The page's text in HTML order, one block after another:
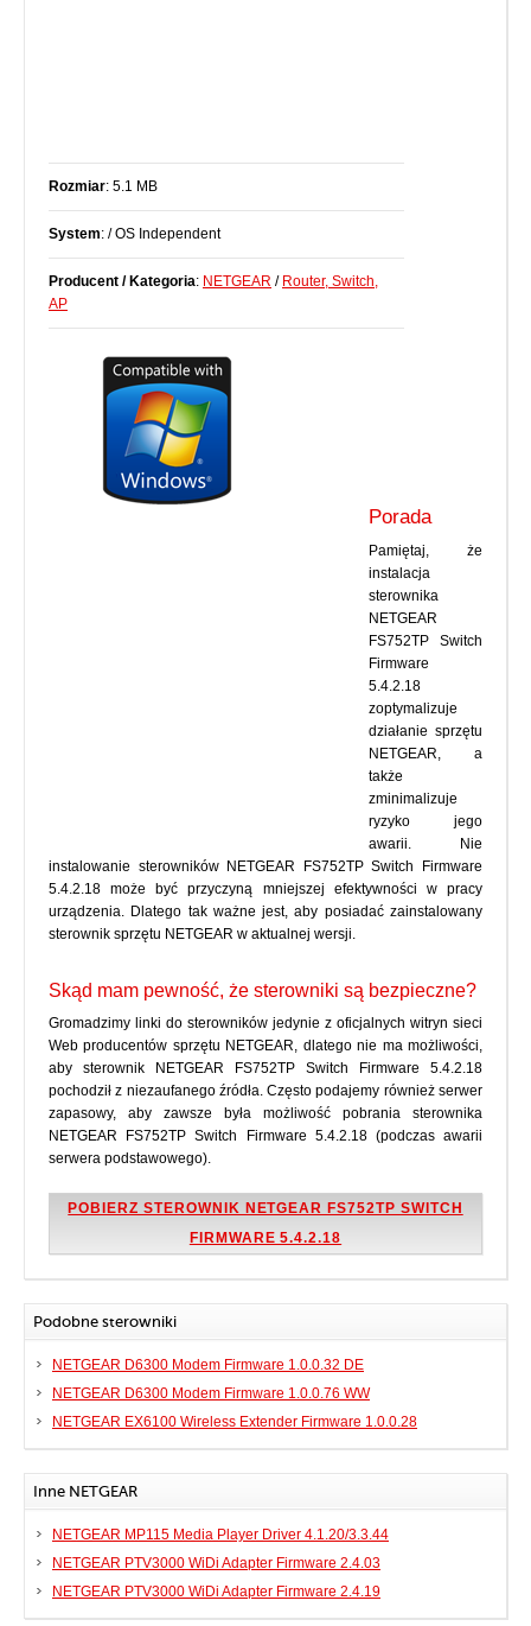
Rozmiar: 5.1 MB
System: / OS Independent
Producent / Kategoria: NETGEAR / Router, Switch,
AP
Porada
Pamiętaj, że
instalacja
sterownika
NETGEAR
FS752TP Switch
Firmware
5.4.2.18
zoptymalizuje
działanie sprzętu
NETGEAR, a
także
zminimalizuje
ryzyko jego
awarii. Nie
instalowanie sterowników NETGEAR FS752TP Switch Firmware
5.4.2.18 może być przyczyną mniejszej efektywności w pracy
urządzenia. Dlatego tak ważne jest, aby posiadać zainstalowany
sterownik sprzętu NETGEAR w aktualnej wersji.
Skąd mam pewność, że sterowniki są bezpieczne?
Gromadzimy linki do sterowników jedynie z oficjalnych witryn sieci
Web producentów sprzętu NETGEAR, dlatego nie ma możliwości,
aby sterownik NETGEAR FS752TP Switch Firmware 5.4.2.18
pochodził z niezaufanego źródła. Często podajemy również serwer
zapasowy, aby zawsze była możliwość pobrania sterownika
NETGEAR FS752TP Switch Firmware 5.4.2.18 (podczas awarii
serwera podstawowego).
POBIERZ STEROWNIK NETGEAR FS752TP SWITCH
FIRMWARE 5.4.2.18
Podobne sterowniki
NETGEAR D6300 Modem Firmware 1.0.0.32 DE
NETGEAR D6300 Modem Firmware 1.0.0.76 WW
NETGEAR EX6100 Wireless Extender Firmware 1.0.0.28
Inne NETGEAR
NETGEAR MP115 Media Player Driver 4.1.20/3.3.44
NETGEAR PTV3000 WiDi Adapter Firmware 2.4.03
NETGEAR PTV3000 WiDi Adapter Firmware 2.4.19